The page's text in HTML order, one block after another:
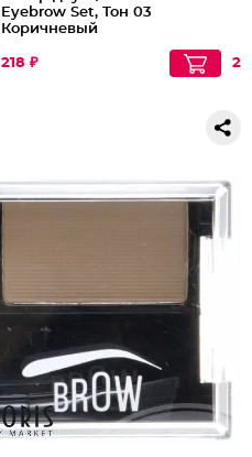
Eyebrow Set, Тон 03
Коричневый
218 ₽